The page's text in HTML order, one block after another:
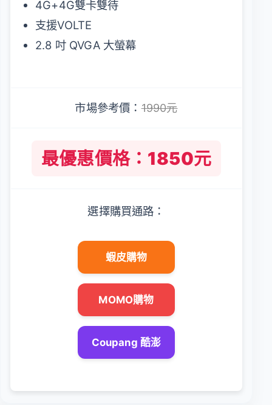
4G+4G雙卡雙待
支援VOLTE
2.8 吋 QVGA 大螢幕
市場參考價：1990元
最優惠價格：1850元
選擇購買通路：
蝦皮購物
MOMO購物
Coupang 酷澎